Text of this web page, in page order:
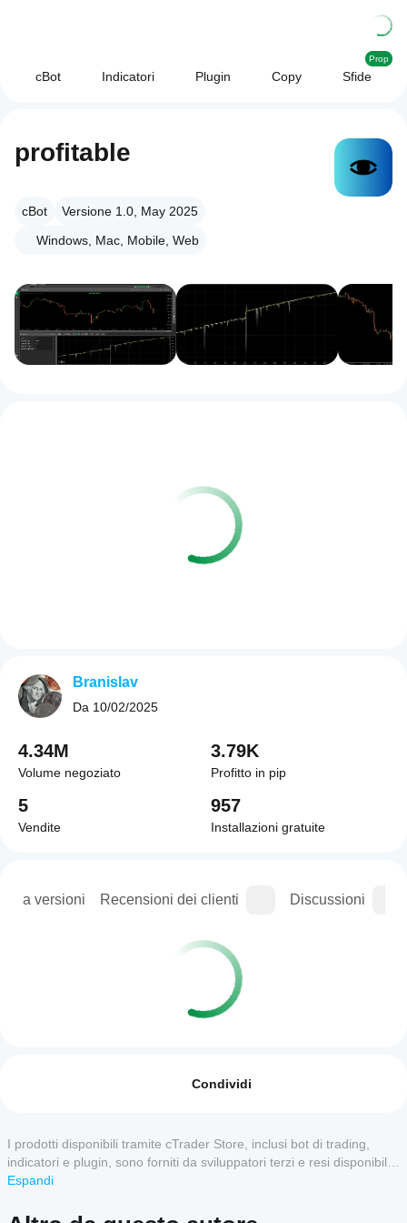
cBot Indicatori Plugin Copy Sfide
Prop
profitable
cBot
Versione 1.0, May 2025
Windows, Mac, Mobile, Web
versioni Recensioni dei clienti Discussioni
Recensioni dei clienti
Tutte
cBot?
Una volta
installato,
Quali app
Condividi
I prodotti disponibili tramite cTrader Store, inclusi bot di trading,
indicatori e plugin, sono forniti da sviluppatori terzi e resi disponibili
esclusivamente a scopo informativo e di accesso tecnico. cTrader
investimento, raccomandazioni individualizzate o garanzie di risultati
Espandi
Branislav
Da 10/02/2025
4.34M
Volume negoziato
3.79K
Profitto in pip
5
Vendite
957
Installazioni gratuite